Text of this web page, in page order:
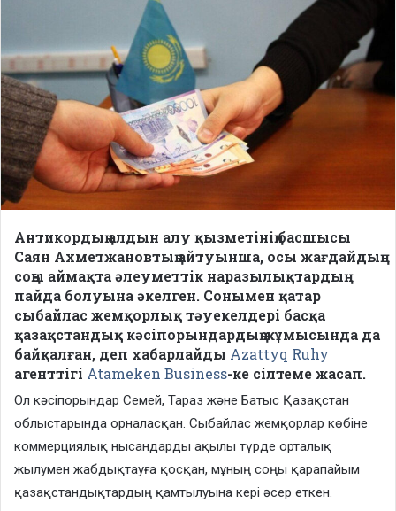
Антикордың алдын алу қызметінің басшысы
Саян Ахметжановтың айтуынша, осы жағдайдың
соңы аймақта әлеуметтік наразылықтардың
пайда болуына әкелген. Сонымен қатар
сыбайлас жемқорлық тәуекелдері басқа
қазақстандық кәсіпорындардың жұмысында да
байқалған, деп хабарлайды Azattyq Ruhy
агенттігі Atameken Business-ке сілтеме жасап.
Ол кәсіпорындар Семей, Тараз және Батыс Қазақстан
облыстарында орналасқан. Сыбайлас жемқорлар көбіне
коммерциялық нысандарды ақылы түрде орталық
жылумен жабдықтауға қосқан, мұның соңы қарапайым
қазақстандықтардың қамтылуына кері әсер еткен.